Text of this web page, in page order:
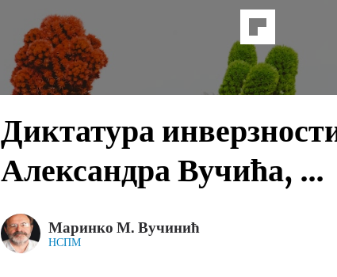
Диктатура
Александра Вучића, ...
Маринко М. Вучинић
НСПМ